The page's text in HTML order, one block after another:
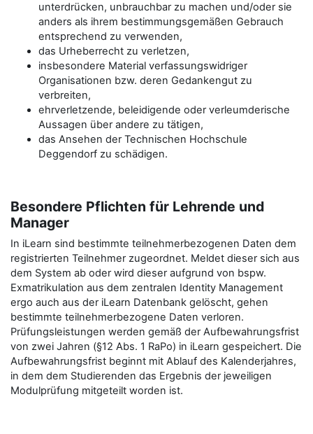
unterdrücken, unbrauchbar zu machen und/oder sie
anders als ihrem bestimmungsgemäßen Gebrauch
entsprechend zu verwenden,
das Urheberrecht zu verletzen,
insbesondere Material verfassungswidriger
Organisationen bzw. deren Gedankengut zu
verbreiten,
ehrverletzende, beleidigende oder verleumderische
Aussagen über andere zu tätigen,
das Ansehen der Technischen Hochschule
Deggendorf zu schädigen.
Besondere Pflichten für Lehrende und
Manager
In iLearn sind bestimmte teilnehmerbezogenen Daten dem
registrierten Teilnehmer zugeordnet. Meldet dieser sich aus
dem System ab oder wird dieser aufgrund von bspw.
Exmatrikulation aus dem zentralen Identity Management
ergo auch aus der iLearn Datenbank gelöscht, gehen
bestimmte teilnehmerbezogene Daten verloren.
Prüfungsleistungen werden gemäß der Aufbewahrungsfrist
von zwei Jahren (§12 Abs. 1 RaPo) in iLearn gespeichert. Die
Aufbewahrungsfrist beginnt mit Ablauf des Kalenderjahres,
in dem dem Studierenden das Ergebnis der jeweiligen
Modulprüfung mitgeteilt worden ist.